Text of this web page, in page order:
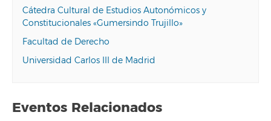
Cátedra Cultural de Estudios Autonómicos y
Constitucionales «Gumersindo Trujillo»
Facultad de Derecho
Universidad Carlos III de Madrid
Eventos Relacionados